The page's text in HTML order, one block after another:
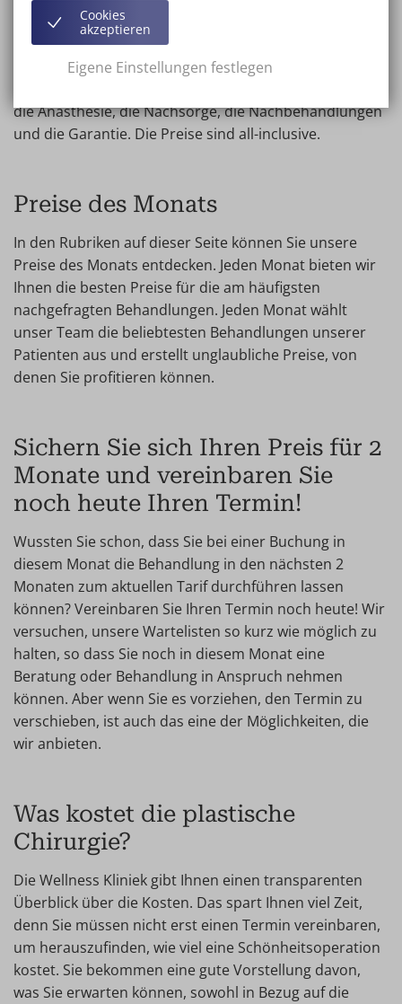
Im Preis inbegriffen:
ersichtlich, was in den Kosten der plastischen Chirurgie
enthalten ist. Denken Sie an die 21% Mehrwertsteuer,
die Anästhesie, die Nachsorge, die Nachbehandlungen
und die Garantie. Die Preise sind all-inclusive.
Preise des Monats
In den Rubriken auf dieser Seite können Sie unsere
Preise des Monats entdecken. Jeden Monat bieten wir
Ihnen die besten Preise für die am häufigsten
nachgefragten Behandlungen. Jeden Monat wählt
unser Team die beliebtesten Behandlungen unserer
Patienten aus und erstellt unglaubliche Preise, von
denen Sie profitieren können.
Sichern Sie sich Ihren Preis für 2
Monate und vereinbaren Sie
noch heute Ihren Termin!
Wussten Sie schon, dass Sie bei einer Buchung in
diesem Monat die Behandlung in den nächsten 2
Monaten zum aktuellen Tarif durchführen lassen
können? Vereinbaren Sie Ihren Termin noch heute! Wir
versuchen, unsere Wartelisten so kurz wie möglich zu
halten, so dass Sie noch in diesem Monat eine
Beratung oder Behandlung in Anspruch nehmen
können. Aber wenn Sie es vorziehen, den Termin zu
verschieben, ist auch das eine der Möglichkeiten, die
wir anbieten.
Was kostet die plastische
Chirurgie?
Die Wellness Kliniek gibt Ihnen einen transparenten
Überblick über die Kosten. Das spart Ihnen viel Zeit,
denn Sie müssen nicht erst einen Termin vereinbaren,
um herauszufinden, wie viel eine Schönheitsoperation
kostet. Sie bekommen eine gute Vorstellung davon,
was Sie erwarten können, sowohl in Bezug auf die
Cookies
akzeptieren
Eigene Einstellungen festlegen